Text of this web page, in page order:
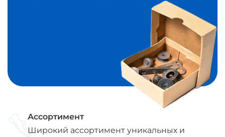
Ассортимент
Широкий ассортимент уникальных и